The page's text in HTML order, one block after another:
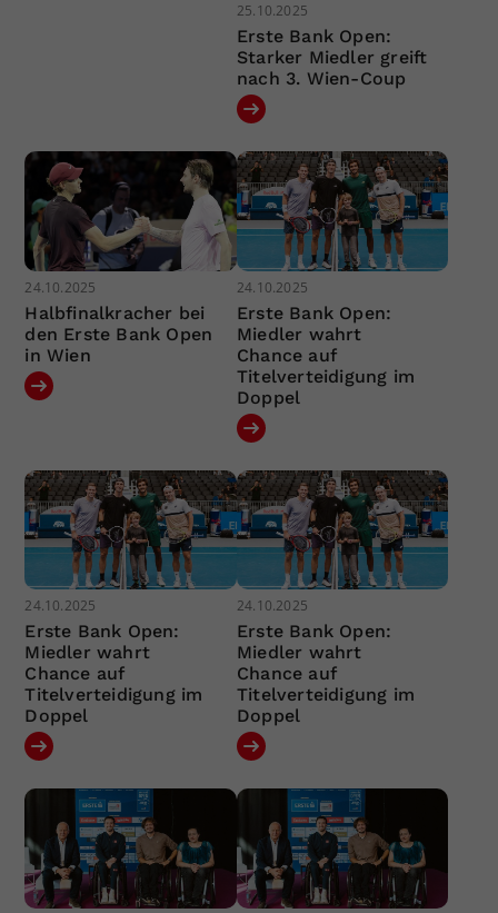
25.10.2025
Erste Bank Open:
Starker Miedler greift
nach 3. Wien-Coup
24.10.2025
Halbfinalkracher bei
den Erste Bank Open
in Wien
24.10.2025
Erste Bank Open:
Miedler wahrt
Chance auf
Titelverteidigung im
Doppel
24.10.2025
Erste Bank Open:
Miedler wahrt
Chance auf
Titelverteidigung im
Doppel
24.10.2025
Erste Bank Open:
Miedler wahrt
Chance auf
Titelverteidigung im
Doppel